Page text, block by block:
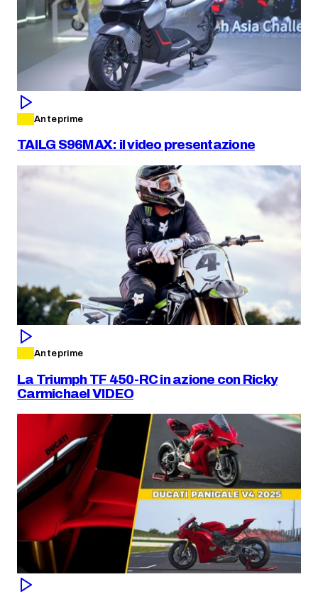
Anteprime
TAILG S96MAX: il video presentazione
Anteprime
La Triumph TF 450-RC in azione con Ricky
Carmichael VIDEO